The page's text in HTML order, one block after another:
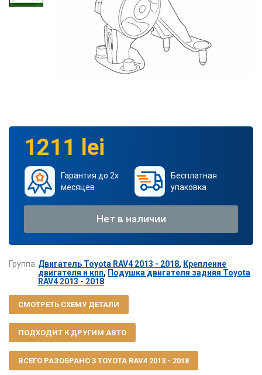
1211 lei
Гарантия до 2х
месяцев
Бесплатная
упаковка
Нет в наличии
Группа Двигатель Toyota RAV4 2013 - 2018, Крепление
двигателя и кпп, Подушка двигателя задняя Toyota
RAV4 2013 - 2018
СМОТРЕТЬ СХЕМУ ДЕТАЛИ
ПОДХОДИТ К ДРУГИМ АВТО
ВСЕГО РАЗОБРАНО 3 TOYOTA RAV4 2013 - 2018